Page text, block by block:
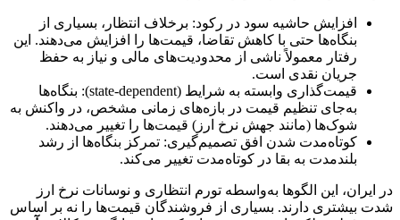
افزایش حاشیه سود در رکود: برخلاف انتظار، بسیاری از
بنگاه‌ها حتی با کاهش تقاضا، قیمت‌ها را افزایش می‌دهند. این
رفتار معمولاً ناشی از محدودیت‌های مالی و نیاز به حفظ
جریان نقدی است.
قیمت‌گذاری وابسته به شرایط (state-dependent): بنگاه‌ها
به‌جای تنظیم قیمت در بازه‌های زمانی مشخص، در واکنش به
شوک‌ها (مانند جهش نرخ ارز) قیمت‌ها را تغییر می‌دهند.
کوتاه‌مدت شدن افق تصمیم‌گیری: تمرکز بنگاه‌ها از رشد
بلندمدت به بقا در کوتاه‌مدت تغییر می‌کند.
در ایران، این الگوها به‌واسطه تورم انتظاری و نوسانات نرخ ارز
شدت بیشتری دارند. بسیاری از فروشندگان قیمت‌ها را نه بر اساس